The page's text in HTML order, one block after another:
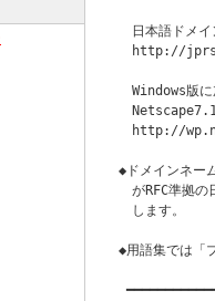
日本語ドメイ
http://
Windows版に
Netscape7.1
http://
◆ドメインネー
がRFC準拠の
します。
◆用語集では「